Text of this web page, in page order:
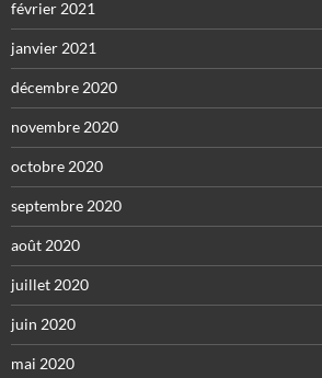
février 2021
janvier 2021
décembre 2020
novembre 2020
octobre 2020
septembre 2020
août 2020
juillet 2020
juin 2020
mai 2020